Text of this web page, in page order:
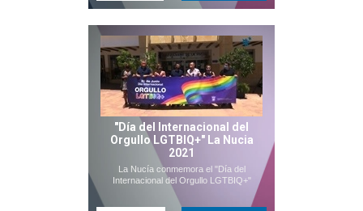
"Día del Internacional del
Orgullo LGTBIQ+" La Nucia
2021
La Nucía conmemora el "Día del
Internacional del Orgullo LGTBIQ+"